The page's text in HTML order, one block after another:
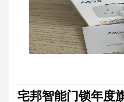
宅邦智能门锁年度